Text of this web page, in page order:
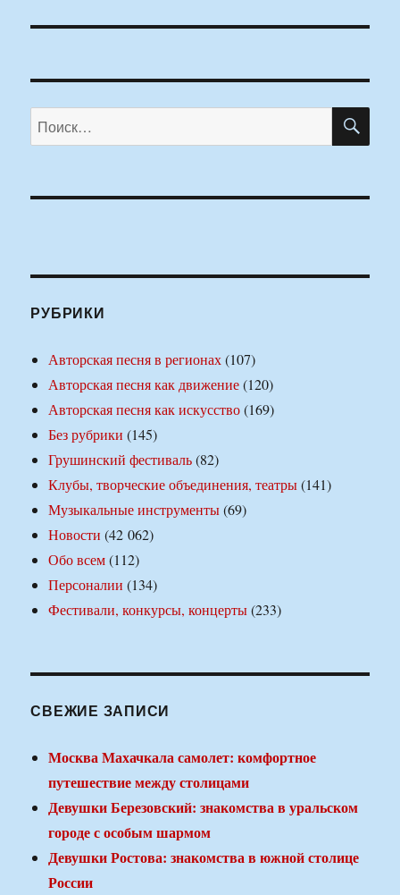
Искать:
РУБРИКИ
Авторская песня в регионах(107)
Авторская песня как движение(120)
Авторская песня как искусство(169)
Без рубрики (145)
Грушинский фестиваль(82)
Клубы, творческие объединения, театры(141)
Музыкальные инструменты(69)
Новости (42 062)
Обо всем(112)
Персоналии (134)
Фестивали, конкурсы, концерты(233)
СВЕЖИЕ ЗАПИСИ
Москва Махачкала самолет: комфортное
путешествие между столицами
Девушки Березовский: знакомства в уральском
городе с особым шармом
Девушки Ростова: знакомства в южной столице
России